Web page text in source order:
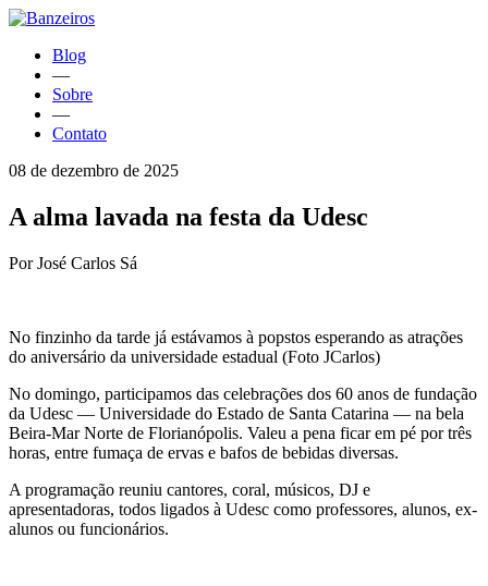
Blog
—
Sobre
—
Contato
08 de dezembro de 2025
A alma lavada na festa da Udesc
Por José Carlos Sá
No finzinho da tarde já estávamos à popstos esperando as atrações
do aniversário da universidade estadual (Foto JCarlos)
No domingo, participamos das celebrações dos 60 anos de fundação
da Udesc — Universidade do Estado de Santa Catarina — na bela
Beira-Mar Norte de Florianópolis. Valeu a pena ficar em pé por três
horas, entre fumaça de ervas e bafos de bebidas diversas.
A programação reuniu cantores, coral, músicos, DJ e
apresentadoras, todos ligados à Udesc como professores, alunos, ex-
alunos ou funcionários.